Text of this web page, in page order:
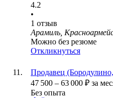
4.2
•
1 отзыв
Арамиль,
Можно без резюме
Откликнуться
Продавец
47 500 – 63 000 ₽ за
Без опыта